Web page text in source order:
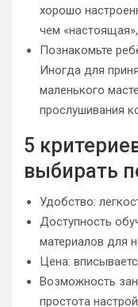
хорошо
чем
Познакомьте
Иногда для
маленького
прослушивания
5
выбирать
Удобство:
Доступность
материалов для
Цена:
Возможность
простота